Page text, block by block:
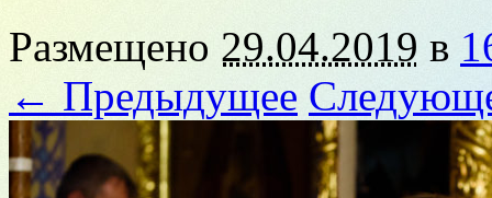
Размещено 29.04.2019 в
← Предыдущее